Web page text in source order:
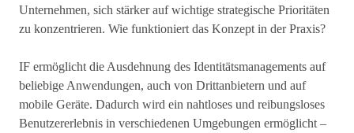
Unternehmen, sich stärker auf wichtige strategische Prioritäten
zu konzentrieren. Wie funktioniert das Konzept in der Praxis?
IF ermöglicht die Ausdehnung des Identitätsmanagements auf
beliebige Anwendungen, auch von Drittanbietern und auf
mobile Geräte. Dadurch wird ein nahtloses und reibungsloses
Benutzererlebnis in verschiedenen Umgebungen ermöglicht –